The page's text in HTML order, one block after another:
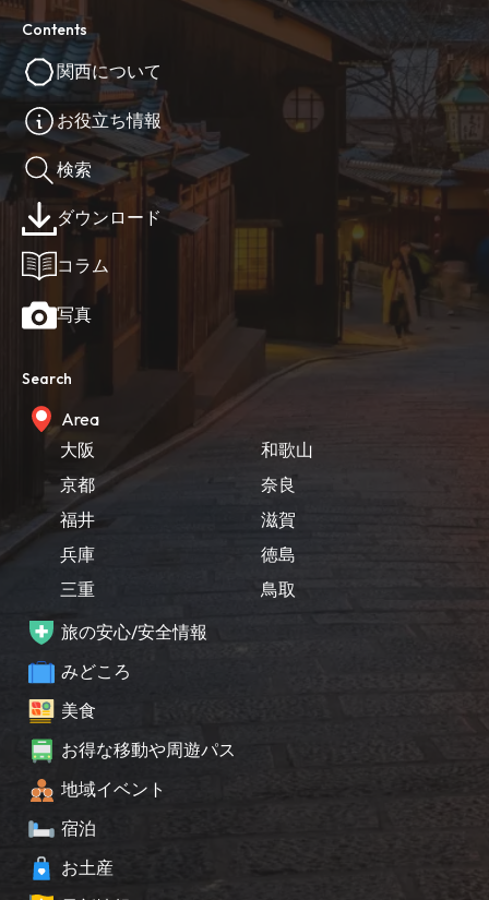
Contents
関西について
お役立ち情報
検索
ダウンロード
コラム
写真
Search
Area
大阪
京都
福井
兵庫
三重
和歌山
奈良
滋賀
徳島
鳥取
旅の安心/安全情報
みどころ
美食
お得な移動や周遊パス
地域イベント
宿泊
お土産